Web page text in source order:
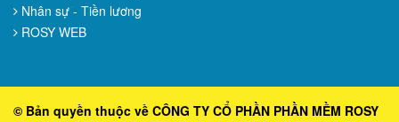
Nhân sự - Tiền lương
ROSY WEB
© Bản quyền thuộc về CÔNG TY CỔ PHẦN PHẦN MỀM ROSY